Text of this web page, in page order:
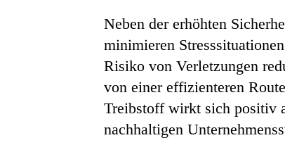
Neben der erhöhten
minimieren
Risiko von Verletzungen
von einer effizienteren
Treibstoff wirkt sich positiv
nachhaltigen